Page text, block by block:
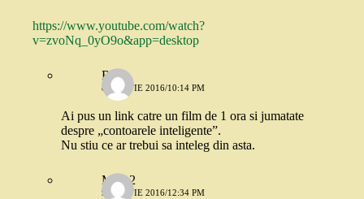
https://www.youtube.com/watch?
v=zvoNq_0yO9o&app=desktop
Robo
8 MARTIE 2016/10:14 PM
Ai pus un link catre un film de 1 ora si jumatate
despre „contoarele inteligente”.
Nu stiu ce ar trebui sa inteleg din asta.
Mira 2
9 MARTIE 2016/12:34 PM